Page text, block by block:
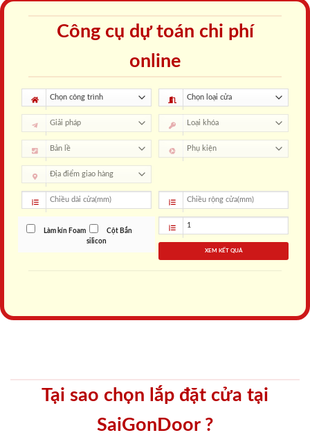
Công cụ dự toán chi phí
online
Làm kín Foam
Cột Bắn
silicon
XEM KẾT QUẢ
Tại sao chọn lắp đặt cửa tại
SaiGonDoor ?